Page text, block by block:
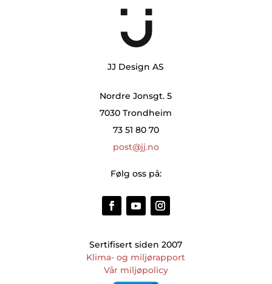
JJ Design AS
Nordre Jonsgt. 5
7030 Trondheim
73 51 80 70
post@jj.no
Følg oss på:
Sertifisert siden 2007
Klima- og miljørapport
Vår miljøpolicy